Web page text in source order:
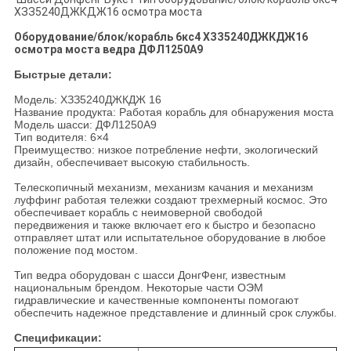
ХЗЗ5240ДЖКДЖ16 осмотра моста
Оборудование/блок/корабль 6кс4 ХЗЗ5240ДЖКДЖ16
осмотра моста ведра ДФЛ1250А9
Быстрые детали:
Модель: ХЗЗ5240ДЖКДЖ 16
Название продукта: Работая корабль для обнаружения моста
Модель шасси: ДФЛ1250А9
Тип водителя: 6×4
Преимущество: низкое потребление нефти, экологический
дизайн, обеспечивает высокую стабильность.
Телескопичный механизм, механизм качания и механизм
луффинг работая тележки создают трехмерный космос. Это
обеспечивает корабль с неимоверной свободой
передвижения и также включает его к быстро и безопасно
отправляет штат или испытательное оборудование в любое
положение под мостом.
Тип ведра оборудован с шасси ДонгФенг, известным
национальным брендом. Некоторые части ОЭМ
гидравлические и качественные компоненты помогают
обеспечить надежное представление и длинный срок службы.
Спецификации: